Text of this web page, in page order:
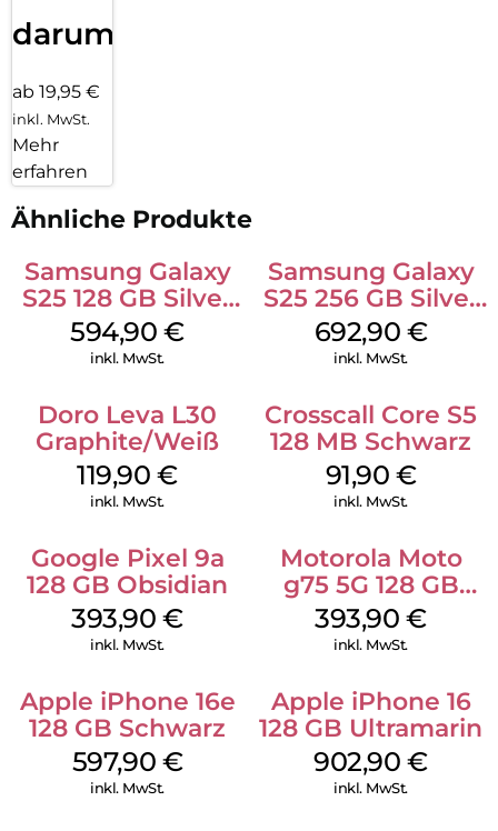
darum!
ab 19,95 €
inkl. MwSt.
Mehr
erfahren
Ähnliche Produkte
Samsung Galaxy
S25 128 GB Silver
Shadow
594,90€
inkl. MwSt.
Samsung Galaxy
S25 256 GB Silver
Shadow
692,90 €
inkl. MwSt.
Doro Leva L30
Graphite/Weiß
119,90€
inkl. MwSt.
Crosscall Core S5
128 MB Schwarz
91,90 €
inkl. MwSt.
Google Pixel 9a
128 GB Obsidian
393,90€
inkl. MwSt.
Motorola Moto
g75 5G 128 GB
Charcoal Gray
393,90€
inkl. MwSt.
Apple iPhone 16e
128 GB Schwarz
597,90 €
inkl. MwSt.
Apple iPhone 16
128 GB Ultramarin
902,90€
inkl. MwSt.